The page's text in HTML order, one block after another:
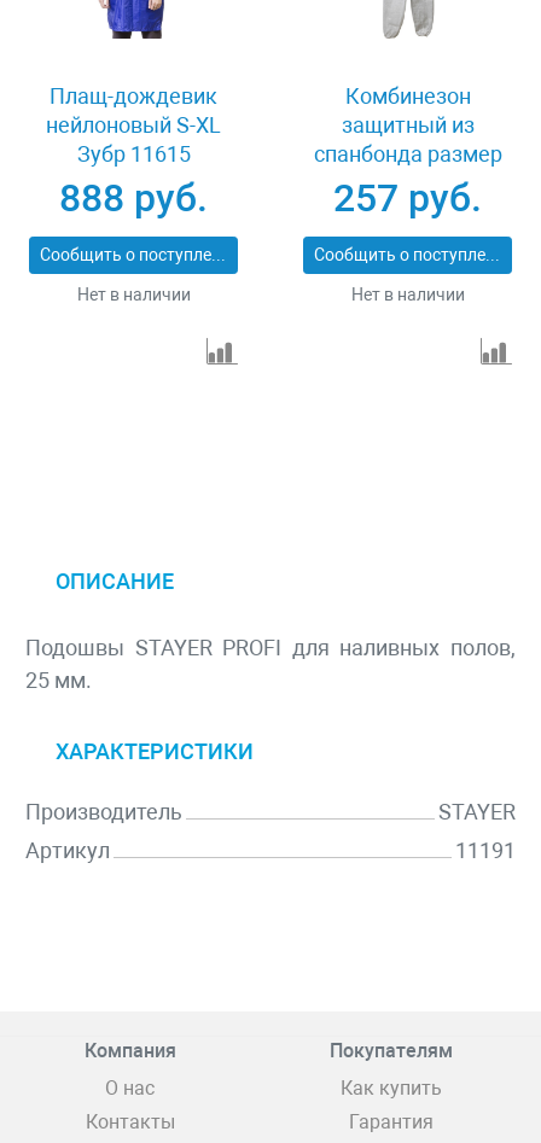
Плащ-дождевик
нейлоновый S-XL
Зубр 11615
888 руб.
Сообщить о поступлении
Нет в наличии
Комбинезон
защитный из
спанбонда размер
50-52 Stayer MASTER
11603-50
257 руб.
Сообщить о поступлении
Нет в наличии
ОПИСАНИЕ
Подошвы STAYER PROFI для наливных полов,
25 мм.
ХАРАКТЕРИСТИКИ
Производитель
STAYER
Артикул
11191
Компания
О нас
Контакты
Покупателям
Как купить
Гарантия